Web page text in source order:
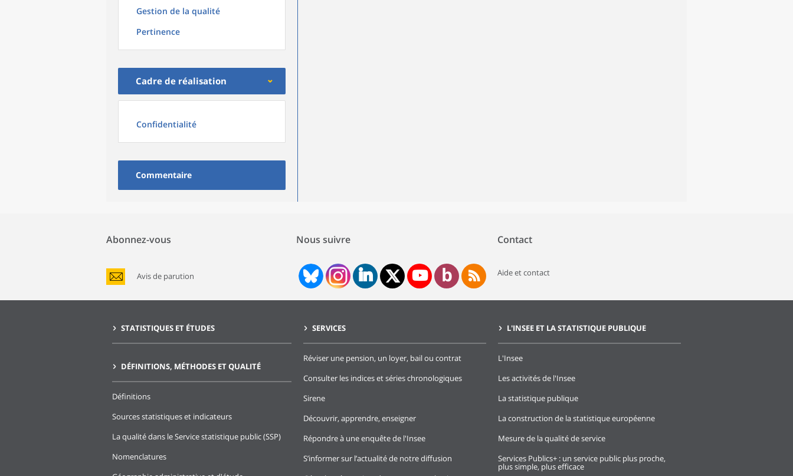
Gestion de la qualité
Pertinence
Cadre de réalisation
Confidentialité
Commentaire
Abonnez-vous
Avis de parution
Nous suivre Contact
Aide et contact
STATISTIQUES ET ÉTUDES
DÉFINITIONS, MÉTHODES ET QUALITÉ
Définitions
Sources statistiques et indicateurs
La qualité dans le Service statistique public (SSP)
Nomenclatures
SERVICES
Réviser une pension, un loyer, bail ou contrat
Consulter les indices et séries chronologiques
Sirene
Découvrir, apprendre, enseigner
Répondre à une enquête de l'Insee
S’informer sur l’actualité de notre diffusion
L'INSEE ET LA STATISTIQUE PUBLIQUE
L'Insee
Les activités de l'Insee
La statistique publique
La construction de la statistique européenne
Mesure de la qualité de service
Services Publics+ : un service public plus proche,
plus simple, plus efficace